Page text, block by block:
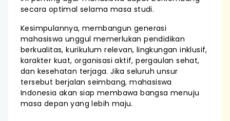
secara optimal selama masa studi.
Kesimpulannya, membangun generasi
mahasiswa unggul memerlukan pendidikan
berkualitas, kurikulum relevan, lingkungan inklusif,
karakter kuat, organisasi aktif, pergaulan sehat,
dan kesehatan terjaga. Jika seluruh unsur
tersebut berjalan seimbang, mahasiswa
Indonesia akan siap membawa bangsa menuju
masa depan yang lebih maju.